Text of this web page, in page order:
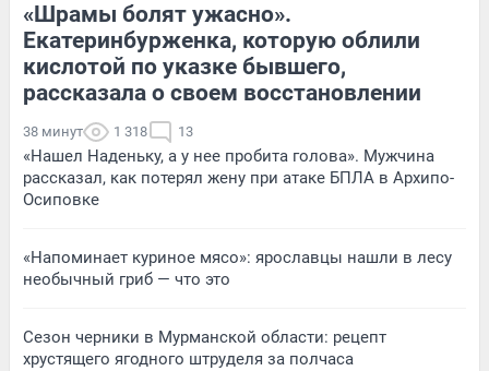
«Шрамы болят ужасно».
Екатеринбурженка, которую облили
кислотой по указке бывшего,
рассказала о своем восстановлении
38 минут 1 318 13
«Нашел Наденьку, а у нее пробита голова». Мужчина
рассказал, как потерял жену при атаке БПЛА в Архипо-
Осиповке
«Напоминает куриное мясо»: ярославцы нашли в лесу
необычный гриб — что это
Сезон черники в Мурманской области: рецепт
хрустящего ягодного штруделя за полчаса